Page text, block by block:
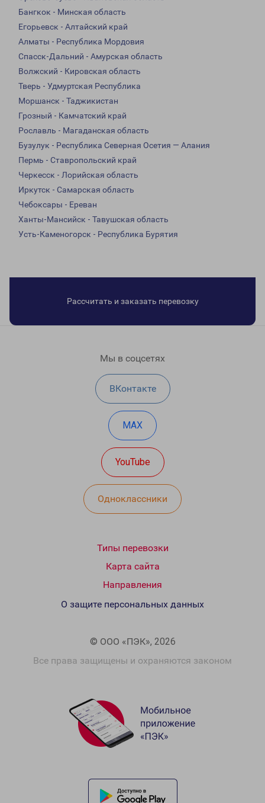
Бангкок - Минская область
Егорьевск - Алтайский край
Алматы - Республика Мордовия
Спасск-Дальний - Амурская область
Волжский - Кировская область
Тверь - Удмуртская Республика
Моршанск - Таджикистан
Грозный - Камчатский край
Рославль - Магаданская область
Бузулук - Республика Северная Осетия — Алания
Пермь - Ставропольский край
Черкесск - Лорийская область
Иркутск - Самарская область
Чебоксары - Ереван
Ханты-Мансийск - Тавушская область
Усть-Каменогорск - Республика Бурятия
Рассчитать и заказать перевозку
Мы в соцсетях
ВКонтакте
MAX
YouTube
Одноклассники
Типы перевозки
Карта сайта
Направления
© ООО «ПЭК», 2026
Все права защищены и охраняются законом
О защите персональных данных